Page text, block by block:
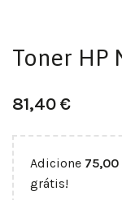
Toner HP
81,40€
Adicione 75,00
grátis!